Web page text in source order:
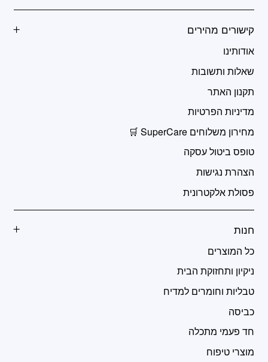
קישורים מהירים
אודותינו
שאלות ותשובות
תקנון האתר
מדיניות הפרטיות
מחירון משלוחים SuperCare 🛒
טופס ביטול עסקה
הצהרת נגישות
פסולת אלקטרונית
חנות
כל המוצרים
ניקיון ותחזוקת הבית
טבליות וחומרים למדיח
כביסה
חד פעמי מתכלה
מוצרי טיפוח